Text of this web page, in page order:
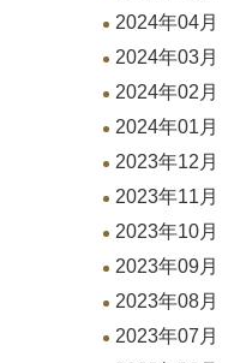
2024年04月
2024年03月
2024年02月
2024年01月
2023年12月
2023年11月
2023年10月
2023年09月
2023年08月
2023年07月